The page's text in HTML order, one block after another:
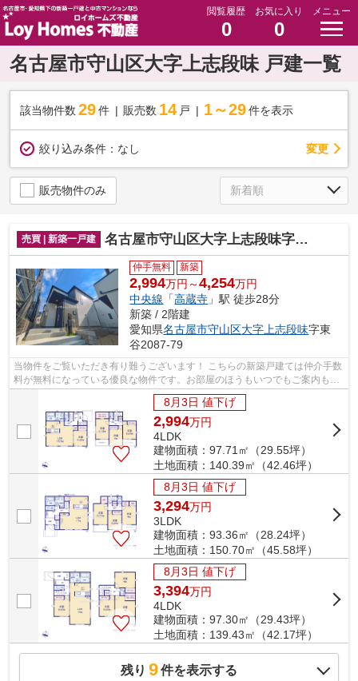
閲覧履歴
0
お気に入り
0
メニュー
名古屋市守山区大字上志段味 戸建一覧
該当物件数 29件 販売数 14 戸 1～29 件を表示
絞り込み条件： なし 変更
販売物件のみ
売買 | 新築一戸建 名古屋市守山区大字上志段味字東谷2087『仲介料無料』新築戸建て
仲手無料 新築
2,994万円～4,254万円
中央線 「高蔵寺 」駅 徒歩28分
新築 / 2階建
愛知県名古屋市守山区大字上志段味字東
谷2087-79
当物件をご覧いただき有り難うございます！ こちらの新築戸建ては仲介手数
料が無料になっている優良な物件です。お部屋のほうもいつでもご案内もさ
せて頂きますのでお気軽にお問合せ下...
8月3日 値下げ
2,994万円
4LDK
建物面積：97.71㎡（29.55坪）
土地面積：140.39㎡（42.46坪）
8月3日 値下げ
3,294万円
3LDK
建物面積：93.36㎡（28.24坪）
土地面積：150.70㎡（45.58坪）
8月3日 値下げ
3,394万円
4LDK
建物面積：97.30㎡（29.43坪）
土地面積：139.43㎡（42.17坪）
残り 9件を表示する